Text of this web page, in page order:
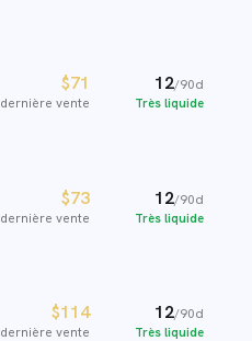
$71
dernière vente
12/90d
Très liquide
$73
dernière vente
12/90d
Très liquide
$114
dernière vente
12/90d
Très liquide